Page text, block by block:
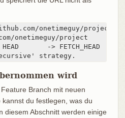
onetimeguy/project
onetimeguy/project
-> FETCH_HEAD
strategy.
wird
Branch mit neuen
du festlegen, was du
diesem Abschnitt werden einige